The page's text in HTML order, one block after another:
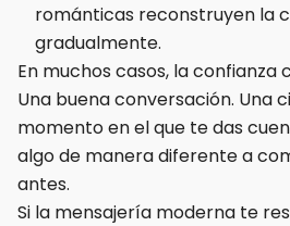
románticas reconstruyen la
gradualmente.
En muchos casos, la confianza
Una buena conversación. Una
momento en el que te das
algo de manera diferente a
antes.
Si la mensajería moderna te